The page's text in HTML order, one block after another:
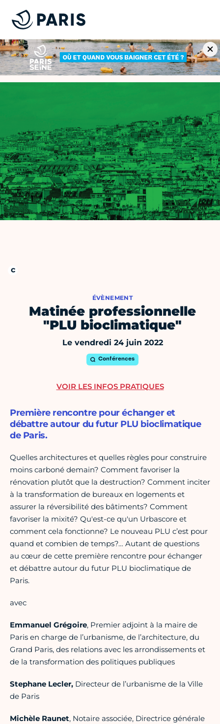
ÉVÈNEMENT
Matinée professionnelle
"PLU bioclimatique"
Le vendredi 24 juin 2022
Conférences
Première rencontre pour échanger et
débattre autour du futur PLU bioclimatique
de Paris.
Quelles architectures et quelles règles pour construire
moins carboné demain? Comment favoriser la
rénovation plutôt que la destruction? Comment inciter
à la transformation de bureaux en logements et
assurer la réversibilité des bâtiments? Comment
favoriser la mixité? Qu'est-ce qu'un Urbascore et
comment cela fonctionne? Le nouveau PLU c’est pour
quand et combien de temps?… Autant de questions
au cœur de cette première rencontre pour échanger
et débattre autour du futur PLU bioclimatique de
Paris.
avec
Emmanuel Grégoire, Premier adjoint à la maire de
Paris en charge de l’urbanisme, de l’architecture, du
Grand Paris, des relations avec les arrondissements et
de la transformation des politiques publiques
Stephane Lecler, Directeur de l’urbanisme de la Ville
de Paris
Michèle Raunet, Notaire associée, Directrice générale
VOIR LES INFOS PRATIQUES